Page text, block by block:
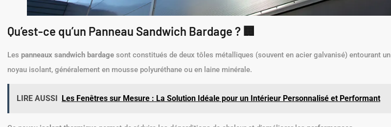
Qu’est-ce qu’un Panneau Sandwich Bardage ? 🏢
Les panneaux sandwich bardage sont constitués de deux tôles métalliques (souvent en acier galvanisé) entourant un
noyau isolant, généralement en mousse polyuréthane ou en laine minérale.
LIRE AUSSI Les Fenêtres sur Mesure : La Solution Idéale pour un Intérieur Personnalisé et Performant